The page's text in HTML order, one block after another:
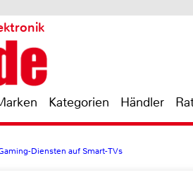
Kategorien Händler
Diensten auf Smart-TVs